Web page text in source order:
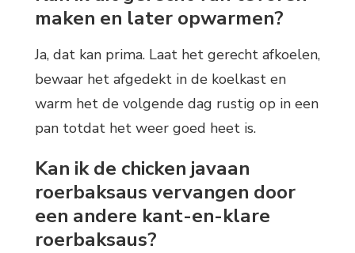
maken en later opwarmen?
Ja, dat kan prima. Laat het gerecht afkoelen,
bewaar het afgedekt in de koelkast en
warm het de volgende dag rustig op in een
pan totdat het weer goed heet is.
Kan ik de chicken javaan
roerbaksaus vervangen door
een andere kant-en-klare
roerbaksaus?